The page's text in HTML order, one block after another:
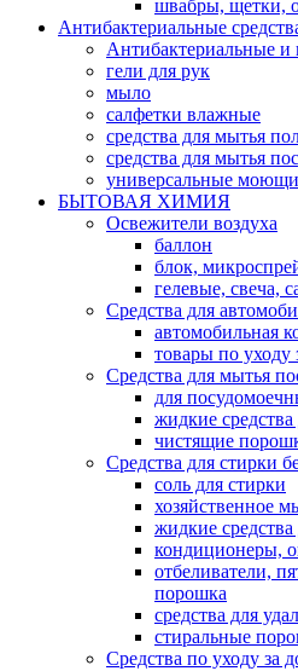
швабры, щетки,
Антибактериальные
Антибактериальные и
гели для рук
мыло
салфетки влажные
средства для мытья
средства для мытья
универсальные
БЫТОВАЯ ХИМИЯ
Освежители воздуха
баллон
блок,
гелевые, свеча,
Средства для
автомобильная
товары по уходу
Средства для мытья
для
жидкие
чистящие
Средства для стирки
соль для стирки
хозяйственное
жидкие средства
кондиционеры,
отбеливатели,
порошка
средства для
стиральные
Средства по уходу за